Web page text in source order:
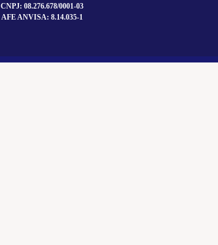
CNPJ: 08.276.678/0001-03
AFE ANVISA: 8.14.035-1